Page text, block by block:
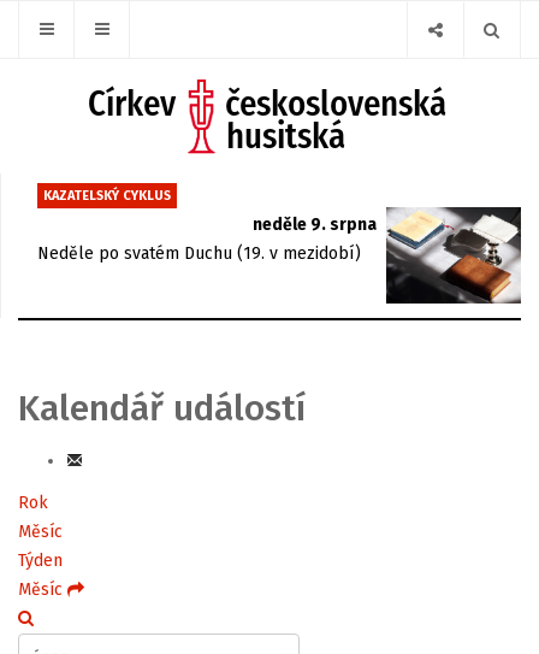
KAZATELSKÝ CYKLUS
neděle 9. srpna
Neděle po svatém Duchu (19. v mezidobí)
Kalendář událostí
Rok
Měsíc
Týden
Měsíc